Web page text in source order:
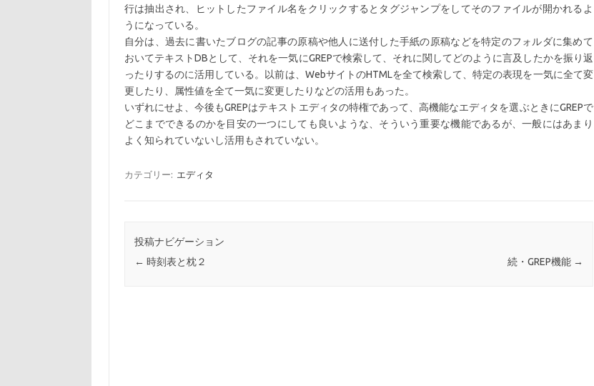
行は抽出され、ヒットしたファイル名をクリックするとタグジャンプをしてそのファイルが開かれるよ
うになっている。
自分は、過去に書いたブログの記事の原稿や他人に送付した手紙の原稿などを特定のフォルダに集めて
おいてテキストDBとして、それを一気にGREPで検索して、それに関してどのように言及したかを振り返
ったりするのに活用している。以前は、WebサイトのHTMLを全て検索して、特定の表現を一気に全て変
更したり、属性値を全て一気に変更したりなどの活用もあった。
いずれにせよ、今後もGREPはテキストエディタの特権であって、高機能なエディタを選ぶときにGREPで
どこまでできるのかを目安の一つにしても良いような、そういう重要な機能であるが、一般にはあまり
よく知られていないし活用もされていない。
カテゴリー: エディタ
投稿ナビゲーション
← 時刻表と枕２ 続・GREP機能 →